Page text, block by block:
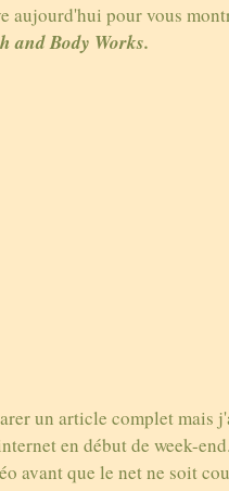
aujourd'hui pour vous
and Body Works.
un article complet mais
en début de week-
avant que le net ne soit